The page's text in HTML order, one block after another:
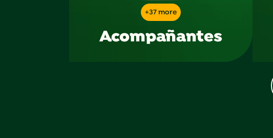
+37 more
Acompañantes